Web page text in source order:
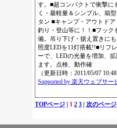
す。■超コンパクトで衝撃に
く・最軽量＆シンプル、箱
タン ■キャンプ・アウトドア
釣り・登山等に！！■フック
備。吊り下げ・据え置きに
照度LEDを11灯搭載!!■リフ
ーで、LEDの光量を増加、
ます。点検、動作確
（更新日時：2011/05/07
Supported by 楽天ウェブサー
TOPページ 1 2 3 次のページ